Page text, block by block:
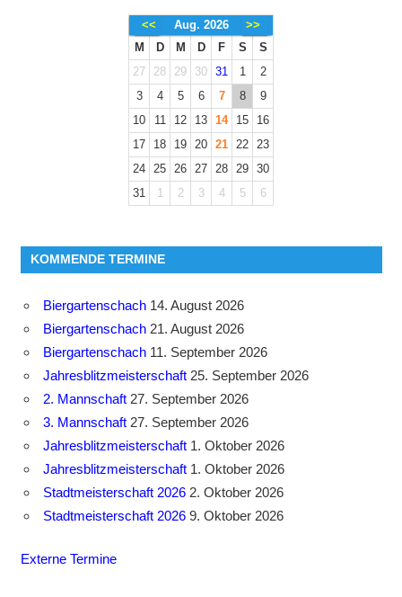
<< Aug. 2026
>>
M
D M D F S
S
27
28 29 30 31 1
2
3
4 5 6 7 8
9
10
11 12 13 14 15
16
17
18 19 20 21 22
23
24
25 26 27 28 29 30
31
1 2 3 4 5 6
KOMMENDE TERMINE
Biergartenschach 14. August 2026
Biergartenschach 21. August 2026
Biergartenschach 11. September 2026
Jahresblitzmeisterschaft 25. September 2026
2. Mannschaft 27. September 2026
3. Mannschaft 27. September 2026
Jahresblitzmeisterschaft 1. Oktober 2026
Jahresblitzmeisterschaft 1. Oktober 2026
Stadtmeisterschaft 2026 2. Oktober 2026
Stadtmeisterschaft 2026 9. Oktober 2026
Externe Termine